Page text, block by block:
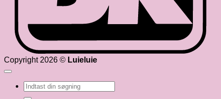
Copyright 2026 © Luieluie
Søg
efter: